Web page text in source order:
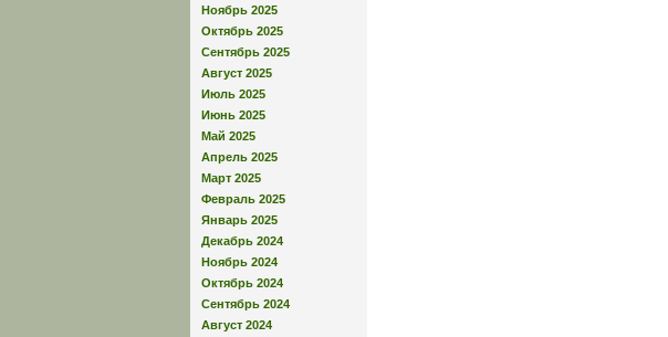
Ноябрь 2025
Октябрь 2025
Сентябрь 2025
Август 2025
Июль 2025
Июнь 2025
Май 2025
Апрель 2025
Март 2025
Февраль 2025
Январь 2025
Декабрь 2024
Ноябрь 2024
Октябрь 2024
Сентябрь 2024
Август 2024